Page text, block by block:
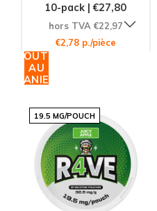
10-pack | €27,80
hors TVA €22,97
€2,78 p./pièce
AJOUTER
AU
PANIER
19.5 MG/POUCH